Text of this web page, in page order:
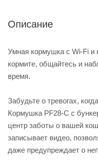
Описание
Умная кормушка с Wi-Fi и
кормите, общайтесь и
время.
Забудьте о тревогах,
Кормушка PF28-C с
центр заботы о вашей
записывает видео,
даже предупреждает о